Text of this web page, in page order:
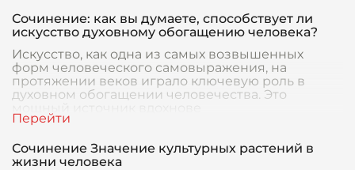
Сочинение: как вы думаете, способствует ли
искусство духовному обогащению человека?
Искусство, как одна из самых возвышенных
форм человеческого самовыражения, на
протяжении веков играло ключевую роль в
духовном обогащении человечества. Это
Сочинение Значение культурных растений в
жизни человека